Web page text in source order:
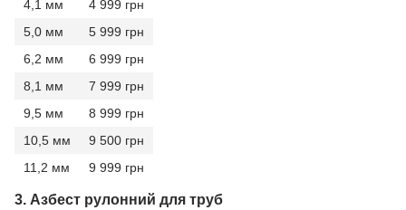
4,1 мм
4 999 грн
5,0 мм
5 999 грн
6,2 мм
6 999 грн
8,1 мм
7 999 грн
9,5 мм
8 999 грн
10,5 мм
9 500 грн
11,2 мм
9 999 грн
3. Азбест рулонний для труб